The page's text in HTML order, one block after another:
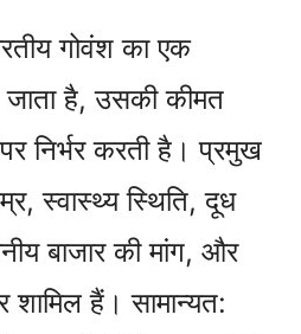
गोवंश का एक
जाता है, उसकी कीमत
निर्भर करती है। प्रमुख
स्वास्थ्य स्थिति, दूध
बाजार की मांग, और
शामिल हैं। सामान्यत: